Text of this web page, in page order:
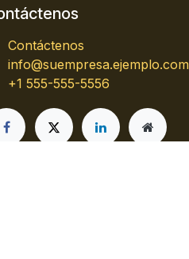
Contáctenos
info@suempresa.ejemplo.com
+1 555-555-5556